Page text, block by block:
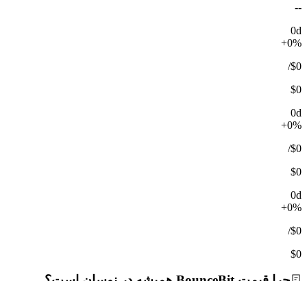
--
0d
+0%
$0
/
$0
0d
+0%
$0
/
$0
0d
+0%
$0
/
$0